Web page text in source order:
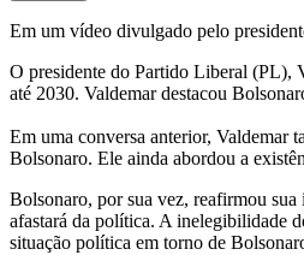
Em um vídeo divulgado pelo
O presidente do Partido Liberal (PL),
até 2030. Valdemar destacou
Em uma conversa anterior, Valdemar
Bolsonaro. Ele ainda abordou a
Bolsonaro, por sua vez, reafirmou
afastará da política. A inelegibilidade
situação política em torno de